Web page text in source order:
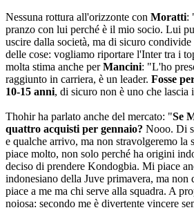
Nessuna rottura all'orizzonte con Moratti:
pranzo con lui perché è il mio socio. Lui
uscire dalla società, ma di sicuro condivide
delle cose: vogliamo riportare l'Inter tra i
molta stima anche perMancini: "L'ho
raggiunto in carriera, è un leader. Fosse
10-15 anni, di sicuro non è uno che lascia
Thohir ha parlato anche del mercato: "Se
quattro acquisti per gennaio? Nooo. Di
e qualche arrivo, ma non stravolgeremo la
piace molto, non solo perché ha origini
deciso di prendere Kondogbia. Mi piace
indonesiano della Juve primavera, ma non
piace a me ma chi serve alla squadra. A
noiosa: secondo me è divertente vincere